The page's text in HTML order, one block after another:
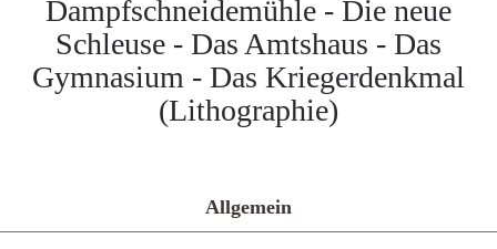
Dampfschneidemühle - Die neue
Schleuse - Das Amtshaus - Das
Gymnasium - Das Kriegerdenkmal
(Lithographie)
Allgemein